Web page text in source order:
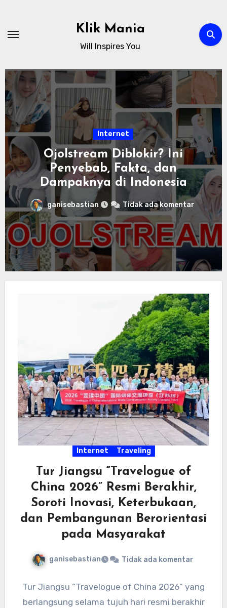
content
Klik Mania
Will Inspires You
Internet
Ojolstream Diblokir? Ini
Penyebab, Fakta, dan
Dampaknya di Indonesia
ganisebastian Tidak ada komentar
Internet Traveling
Tur Jiangsu “Travelogue of
China 2026” Resmi Berakhir,
Soroti Inovasi, Keterbukaan,
dan Pembangunan Berorientasi
pada Masyarakat
ganisebastian Tidak ada komentar
Tur Jiangsu “Travelogue of China 2026” yang
berlangsung selama tujuh hari resmi berakhir